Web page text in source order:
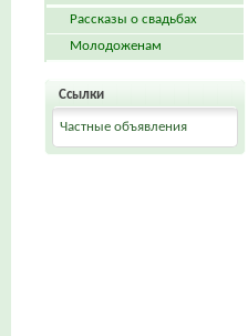
Рассказы о свадьбах
Молодоженам
Ссылки
Частные объявления